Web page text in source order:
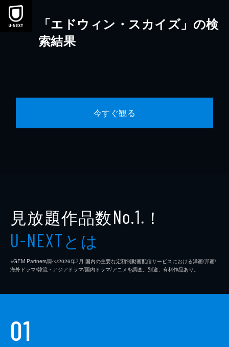
本文へスキップ
「エドウィン・スカイズ」の検
索結果
今すぐ観る
見放題作品数No.1 ※ ！
U-NEXTとは
※GEM Partners調べ/2026年7⽉ 国内の主要な定額制動画配信サービスにおける洋画/邦画/
海外ドラマ/韓流・アジアドラマ/国内ドラマ/アニメを調査。別途、有料作品あり。
01